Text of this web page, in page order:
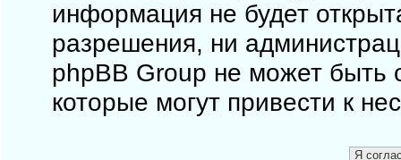
информация не будет
разрешения, ни
phpBB Group не может быть
которые могут привести к